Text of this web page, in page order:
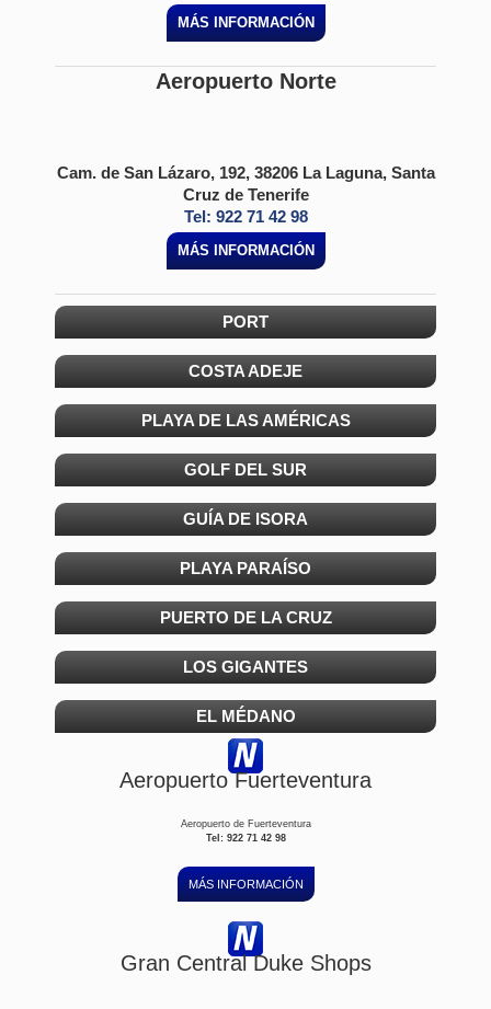
MÁS INFORMACIÓN
Aeropuerto Norte
Cam. de San Lázaro, 192, 38206 La Laguna, Santa
Cruz de Tenerife
Tel: 922 71 42 98
MÁS INFORMACIÓN
PORT
COSTA ADEJE
PLAYA DE LAS AMÉRICAS
GOLF DEL SUR
GUÍA DE ISORA
PLAYA PARAÍSO
PUERTO DE LA CRUZ
LOS GIGANTES
EL MÉDANO
Aeropuerto Fuerteventura
Aeropuerto de Fuerteventura
Tel: 922 71 42 98
MÁS INFORMACIÓN
Gran Central Duke Shops